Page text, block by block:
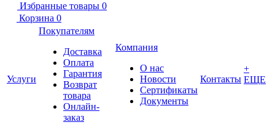
Избранные товары 0
Корзина 0
Услуги
Покупателям
Доставка
Оплата
Гарантия
Возврат
товара
Онлайн-
заказ
Компания
О нас
Новости
Сертификаты
Документы
Контакты
+
ЕЩЕ